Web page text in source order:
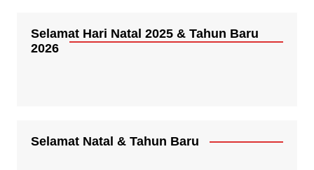
Selamat Hari Natal 2025 & Tahun Baru
2026
Selamat Natal & Tahun Baru